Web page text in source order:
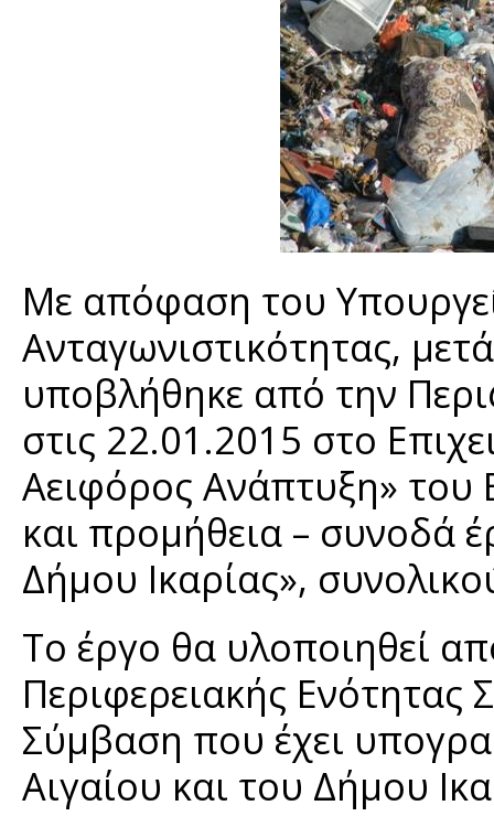
Με απόφαση του
Ανταγωνιστικότητας,
υποβλήθηκε από την
στις 22.01.2015 στο
Αειφόρος Ανάπτυξη»
και προμήθεια – συνοδά
Δήμου Ικαρίας»,
Το έργο θα υλοποιηθεί
Περιφερειακής
Σύμβαση που έχει
Αιγαίου και του Δήμου